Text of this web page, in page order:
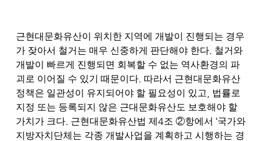
근현대문화유산이 위치한 지역에 개발이 진행되는 경우
가 잦아서 철거는 매우 신중하게 판단해야 한다. 철거와
개발이 빠르게 진행되면 회복할 수 없는 역사환경의 파
괴로 이어질 수 있기 때문이다. 따라서 근현대문화유산
정책은 일관성이 유지되어야 할 필요성이 있고
법률로
지정 또는 등록되지 않은 근대문화유산도 보호해야 할
가치가 크다. 근현대문화유산법 제 4조 ②항에서 ‘국가와
지방자치단체는 각종 개발사업을 계획하고 시행하는 경